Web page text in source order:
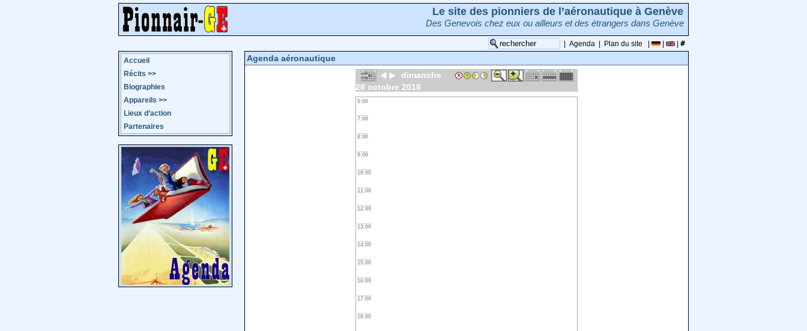
Le site des pionniers de l’aéronautique à Genève
Des Genevois chez eux ou ailleurs et des étrangers dans Genève
Agenda Plan du site
Accueil
Récits >>
Biographies
Appareils >>
Lieux d’action
Partenaires
Agenda aéronautique
dimanche
28 octobre 2018
0:00
7:00
8:00
9:00
10:00
11:00
12:00
13:00
14:00
15:00
16:00
17:00
18:00